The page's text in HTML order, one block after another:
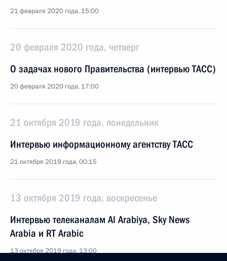
21 февраля 2020 года, 15:00
20 февраля 2020 года, четверг
О задачах нового Правительства (интервью ТАСС)
20 февраля 2020 года, 17:00
21 октября 2019 года, понедельник
Интервью информационному агентству ТАСС
21 октября 2019 года, 00:15
13 октября 2019 года, воскресенье
Интервью телеканалам Al Arabiya, Sky News
Arabia и RT Arabic
13 октября 2019 года, 13:00